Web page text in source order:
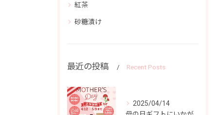
紅茶
砂糖漬け
最近の投稿 Recent Posts
2025/04/14